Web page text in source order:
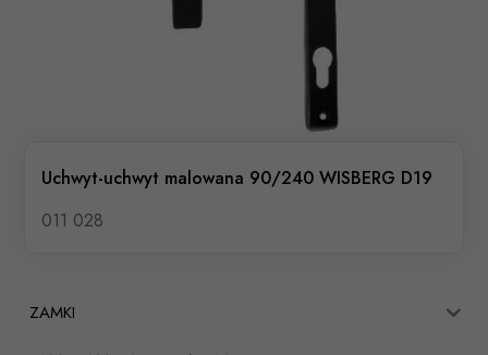
Uchwyt-uchwyt malowana 90/240 WISBERG D19
011 028
ZAMKI